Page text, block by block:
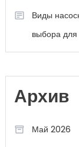
Виды
выбора
Архив
Май 2026